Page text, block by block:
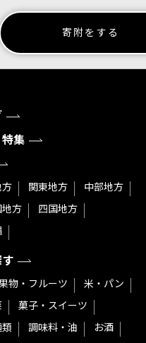
寄附をする
集
方 関東地方
中部地方
地方
四国地方
物・フルーツ
米・パン
菓子・スイーツ
調味料・油 お酒